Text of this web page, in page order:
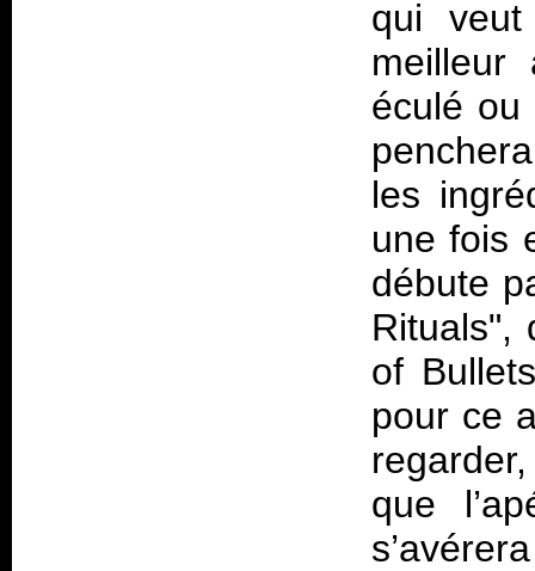
qui veut
meilleur
éculé ou
les
une fois
débute
Rituals",
of
pour ce
que